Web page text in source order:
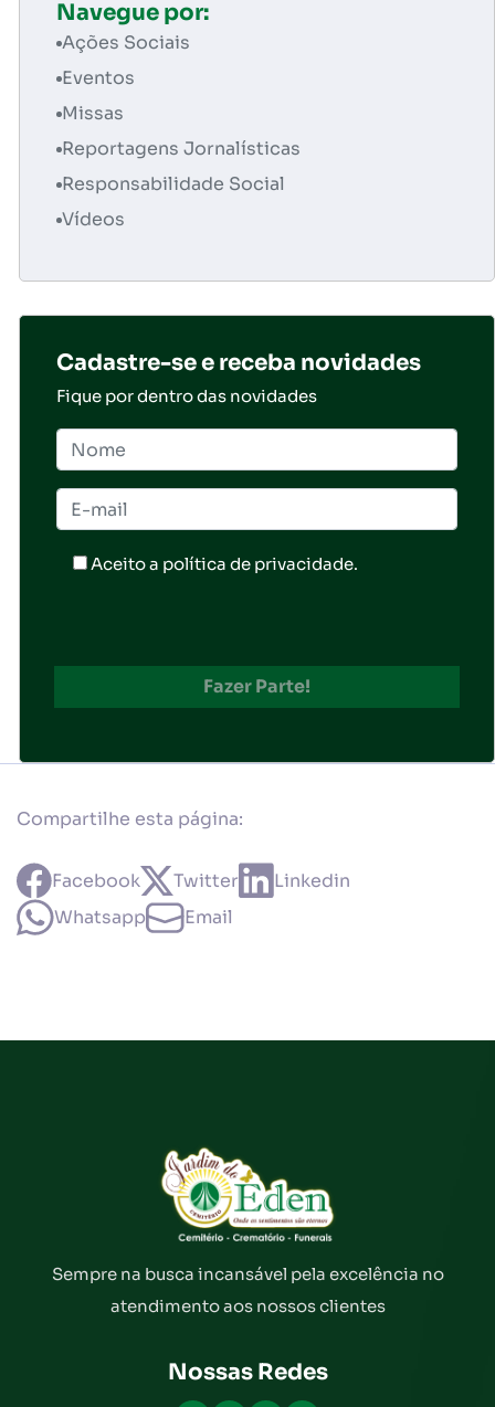
Navegue por:
Ações Sociais
Eventos
Missas
Reportagens Jornalísticas
Responsabilidade Social
Vídeos
Cadastre-se e receba novidades
Fique por dentro das novidades
Aceito a política de privacidade.
Compartilhe esta página:
Facebook Twitter
Linkedin
Whatsapp
Email
Sempre na busca incansável pela excelência no
atendimento aos nossos clientes
Nossas Redes